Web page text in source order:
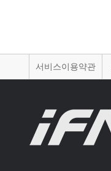
서비스이용약관